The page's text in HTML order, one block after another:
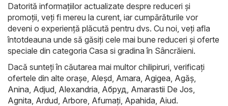
Datorită informațiilor actualizate despre reduceri și
promoții, veți fi mereu la curent, iar cumpărăturile vor
deveni o experiență plăcută pentru dvs. Cu noi, veți afla
întotdeauna unde să găsiți cele mai bune reduceri și oferte
speciale din categoria Casa si gradina în Sâncrăieni.
Dacă sunteți în căutarea mai multor chilipiruri, verificați
ofertele din alte orașe, Aleşd Amara Agigea Agăş
Anina Adjud Alexandria Абруд Amarastii De Jos
Agnita Ardud Arbore Afumaţi Apahida Aiud.